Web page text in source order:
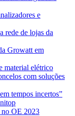
e
rede de lojas da
Growatt em
material elétrico
com soluções
tempos incertos”
no OE 2023